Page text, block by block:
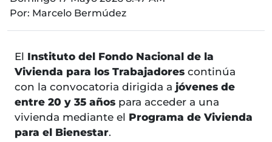
Por: Marcelo Bermúdez
El Instituto del Fondo Nacional de la
Vivienda para los Trabajadores continúa
con la convocatoria dirigida a jóvenes de
entre 20 y 35 años para acceder a una
vivienda mediante el Programa de Vivienda
para el Bienestar.